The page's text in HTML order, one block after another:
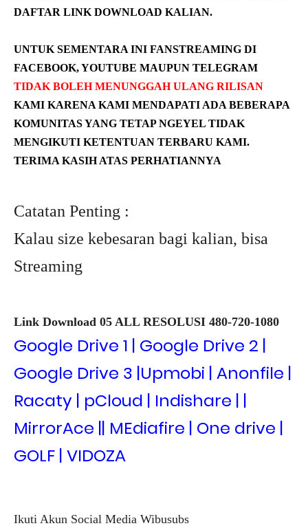
DAFTAR LINK DOWNLOAD KALIAN.
UNTUK SEMENTARA INI FANSTREAMING DI
FACEBOOK, YOUTUBE MAUPUN TELEGRAM
TIDAK BOLEH MENUNGGAH ULANG RILISAN
KAMI KARENA KAMI MENDAPATI ADA BEBERAPA
KOMUNITAS YANG TETAP NGEYEL TIDAK
MENGIKUTI KETENTUAN TERBARU KAMI.
TERIMA KASIH ATAS PERHATIANNYA
Catatan Penting :
Kalau size kebesaran bagi kalian, bisa
Streaming
Link Download 05 ALL RESOLUSI 480-720-1080
Google Drive 1 | Google Drive 2 |
Google Drive 3 |Upmobi | Anonfile |
Racaty | pCloud | Indishare | |
MirrorAce || MEdiafire | One drive |
GOLF | VIDOZA
Ikuti Akun Social Media Wibusubs